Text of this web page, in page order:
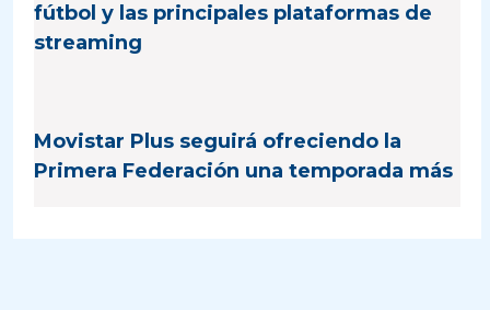
fútbol y las principales plataformas de
streaming
Movistar Plus seguirá ofreciendo la
Primera Federación una temporada más